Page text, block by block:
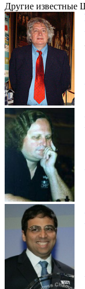
Другие известные